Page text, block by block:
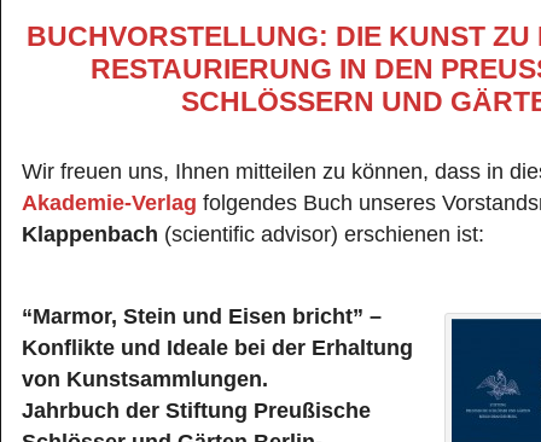
BUCHVORSTELLUNG: DIE KUNST ZU
RESTAURIERUNG IN DEN
CHLÖSSERN UND
Wir freuen uns, Ihnen mitteilen zu können, dass in
Akademie-Verlag folgendes Buch unseres
Klappenbach (scientific advisor) erschienen ist:
“Marmor, Stein und Eisen bricht” –
Konflikte und Ideale bei der Erhaltung
von Kunstsammlungen.
Jahrbuch der Stiftung Preußische